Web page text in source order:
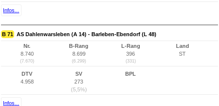
Infos...
B 71 AS Dahlenwarsleben (A 14) - Barleben-Ebendorf (L 48)
Nr.
8.740
(7.670)
B-Rang
8.699
(6.299)
L-Rang
396
(331)
Land
ST
DTV
4.958
SV
273
(5,5%)
BPL
Infos...